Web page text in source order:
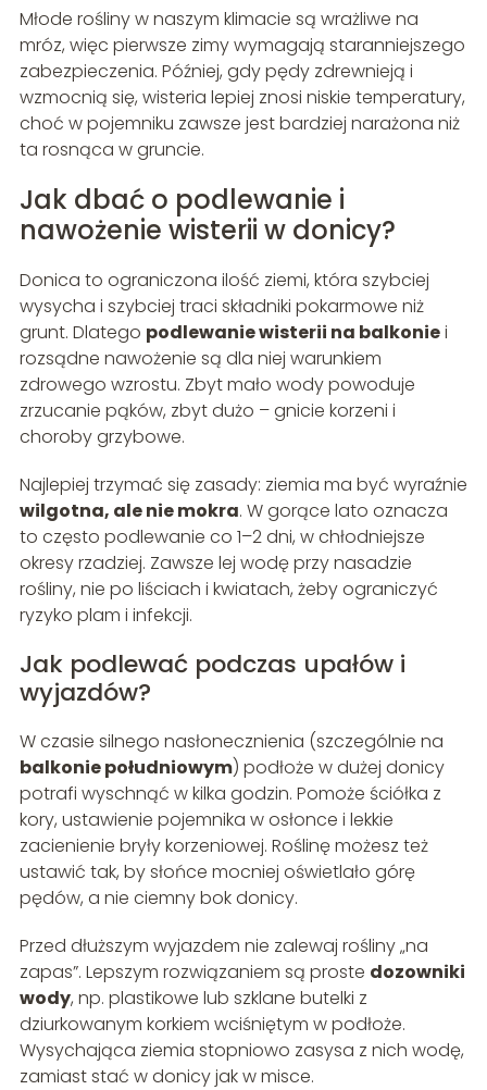
Młode rośliny w naszym klimacie są wrażliwe na
mróz, więc pierwsze zimy wymagają staranniejszego
zabezpieczenia. Później, gdy pędy zdrewnieją i
wzmocnią się, wisteria lepiej znosi niskie temperatury,
choć w pojemniku zawsze jest bardziej narażona niż
ta rosnąca w gruncie.
Jak dbać o podlewanie i
nawożenie wisterii w donicy?
Donica to ograniczona ilość ziemi, która szybciej
wysycha i szybciej traci składniki pokarmowe niż
grunt. Dlatego podlewanie wisterii na balkoniei
rozsądne nawożenie są dla niej warunkiem
zdrowego wzrostu. Zbyt mało wody powoduje
zrzucanie pąków, zbyt dużo – gnicie korzeni i
choroby grzybowe.
Najlepiej trzymać się zasady: ziemia ma być wyraźnie
wilgotna, ale nie mokra. W gorące lato oznacza
to często podlewanie co 1–2 dni, w chłodniejsze
okresy rzadziej. Zawsze lej wodę przy nasadzie
rośliny, nie po liściach i kwiatach, żeby ograniczyć
ryzyko plam i infekcji.
Jak podlewać podczas upałów i
wyjazdów?
W czasie silnego nasłonecznienia (szczególnie na
balkonie południowym) podłoże w dużej donicy
potrafi wyschnąć w kilka godzin. Pomoże ściółka z
kory, ustawienie pojemnika w osłonce i lekkie
zacienienie bryły korzeniowej. Roślinę możesz też
ustawić tak, by słońce mocniej oświetlało górę
pędów, a nie ciemny bok donicy.
Przed dłuższym wyjazdem nie zalewaj rośliny „na
zapas”. Lepszym rozwiązaniem są proste dozowniki
wody, np. plastikowe lub szklane butelki z
dziurkowanym korkiem wciśniętym w podłoże.
Wysychająca ziemia stopniowo zasysa z nich wodę,
zamiast stać w donicy jak w misce.